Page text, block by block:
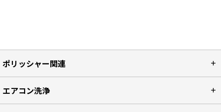
ポリッシャー関連
エアコン洗浄